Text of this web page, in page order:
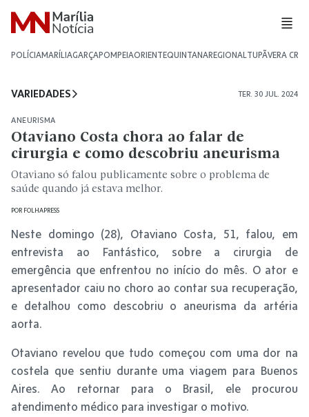
POLÍCIAMARÍLIAGARÇAPOMPEIAORIENTEQUINTANAREGIONALTUPÃVERA CRUZ
VARIEDADES TER. 30 JUL. 2024
ANEURISMA
Otaviano Costa chora ao falar de
cirurgia e como descobriu aneurisma
Otaviano só falou publicamente sobre o problema de
saúde quando já estava melhor.
POR FOLHAPRESS
Neste domingo (28), Otaviano Costa, 51, falou, em
entrevista ao Fantástico, sobre a cirurgia de
emergência que enfrentou no início do mês. O ator e
apresentador caiu no choro ao contar sua recuperação,
e detalhou como descobriu o aneurisma da artéria
aorta.
Otaviano revelou que tudo começou com uma dor na
costela que sentiu durante uma viagem para Buenos
Aires. Ao retornar para o Brasil, ele procurou
atendimento médico para investigar o motivo.